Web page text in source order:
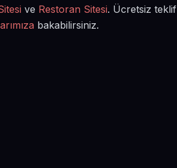
ve Restoran Sitesi. Ücretsiz teklif
bakabilirsiniz.